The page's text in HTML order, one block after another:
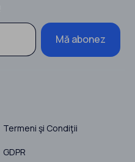
Mă abonez
Termeni şi Condiţii
GDPR